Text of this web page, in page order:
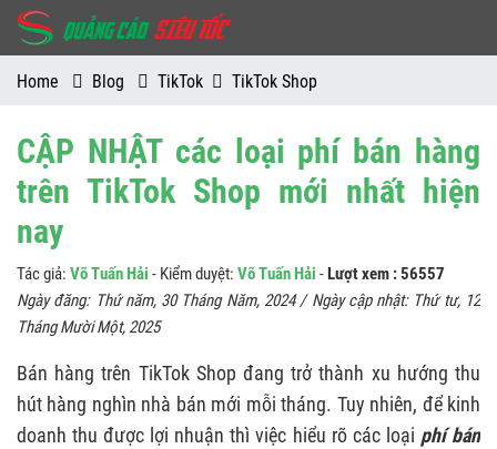
Home Blog TikTok TikTok Shop
CẬP NHẬT các loại phí bán hàng
trên TikTok Shop mới nhất hiện
nay
Tác giả: Võ Tuấn Hải - Kiểm duyệt: Võ Tuấn Hải -Lượt xem : 56557
Ngày đăng: Thứ năm, 30 Tháng Năm, 2024/ Ngày cập nhật: Thứ tư, 12
Tháng Mười Một, 2025
Bán hàng trên TikTok Shop đang trở thành xu hướng thu
hút hàng nghìn nhà bán mới mỗi tháng. Tuy nhiên, để kinh
doanh thu được lợi nhuận thì việc hiểu rõ các loại phí bán